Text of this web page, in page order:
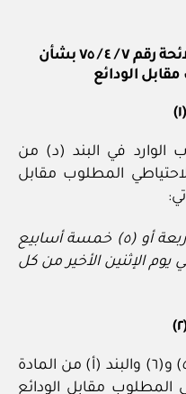
تعديلات على بعض أحكام اللائحة رقم ٧ / ٤ / ٧٥ بشأن
الودائع
الوارد في البند (د) من
الاحتياطي المطلوب مقابل
فترة الاحتساب: مدة (٤) أربعة أو (٥) خمسة أسابيع
يوم الإثنين الأخير من كل
تستبدل بنصوص المواد (٤) و(٥) و(٦) والبند (أ) من المادة
المطلوب مقابل الودائع